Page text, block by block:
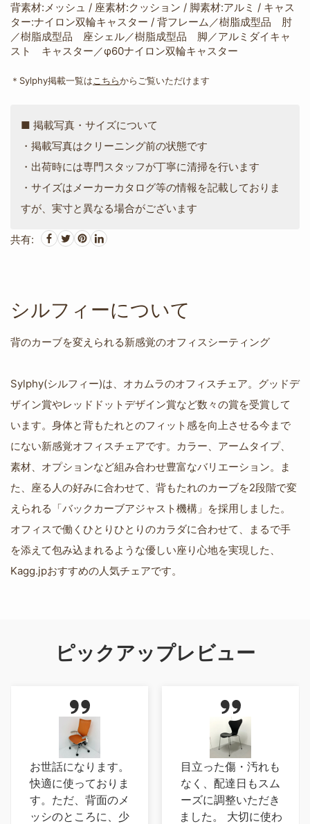
背素材:メッシュ / 座素材:クッション / 脚素材:アルミ / キャス
ター:ナイロン双輪キャスター / 背フレーム／樹脂成型品 肘
／樹脂成型品 座シェル／樹脂成型品 脚／アルミダイキャ
スト キャスター／φ60ナイロン双輪キャスター
＊Sylphy掲載一覧は こちらからご覧いただけます
■ 掲載写真・サイズについて
・掲載写真はクリーニング前の状態です
・出荷時には専門スタッフが丁寧に清掃を行います
・サイズはメーカーカタログ等の情報を記載しておりま
すが、実寸と異なる場合がございます
共有:
シルフィーについて
背のカーブを変えられる新感覚のオフィスシーティング
Sylphy(シルフィー)は、オカムラのオフィスチェア。グッドデ
ザイン賞やレッドドットデザイン賞など数々の賞を受賞して
います。身体と背もたれとのフィット感を向上させる今まで
にない新感覚オフィスチェアです。カラー、アームタイプ、
素材、オプションなど組み合わせ豊富なバリエーション。ま
た、座る人の好みに合わせて、背もたれのカーブを2段階で変
えられる「バックカーブアジャスト機構」を採用しました。
オフィスで働くひとりひとりのカラダに合わせて、まるで手
を添えて包み込まれるような優しい座り心地を実現した、
Kagg.jpおすすめの人気チェアです。
ピックアップレビュー
お世話になります。
快適に使っておりま
す。ただ、背面のメ
ッシのところに、少
目立った傷・汚れも
なく、配達日もスム
ーズに調整いただき
ました。 大切に使わ